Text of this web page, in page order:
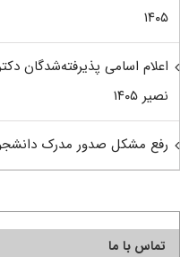
۱۴۰۵
اعلام اسامی پذیرفته‌شدگان
نصیر ۱۴۰۵
رفع مشکل صدور مدرک
تماس با ما